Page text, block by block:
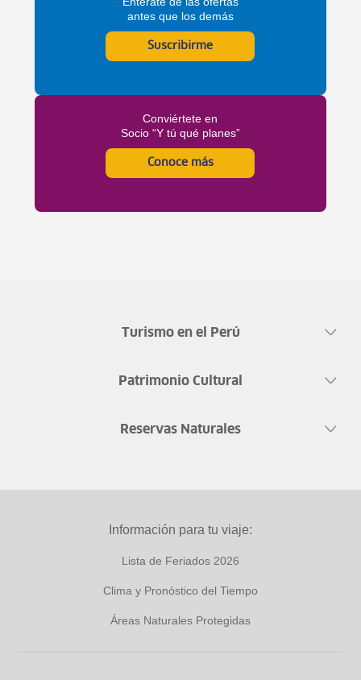
antes que los demás
Suscribirme
Conviértete en
Socio “Y tú qué planes”
Conoce más
Turismo en el Perú
Patrimonio Cultural
Reservas Naturales
Información para tu viaje:
Lista de Feriados 2026
Clima y Pronóstico del Tiempo
Áreas Naturales Protegidas